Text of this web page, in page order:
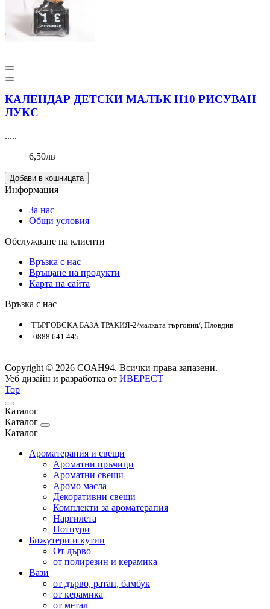
КАЛЕНДАР ДЕТСКИ МАЛЪК Н10 РИСУВАН
ЛУКС
.....
6,50лв
Добави в кошницата
Информация
За нас
Общи условия
Обслужване на клиенти
Връзка с нас
Връщане на продукти
Карта на сайта
Връзка с нас
ТЪРГОВСКА БАЗА ТРАКИЯ-2/малката търговия/, Пловдив
0888 641 445
Copyright © 2026 СОАН94. Всички права запазени.
Уеб дизайн и разработка от ИВЕРЕСТ
Top
Каталог
Каталог
Каталог
Ароматерапия и свещи
Ароматни пръчици
Ароматни свещи
Аромо масла
Декоративни свещи
Комплекти за ароматерапия
Наргилета
Потпури
Бижутери и кутии
От дърво
от полирезин и керамика
Вази
от дърво, ратан, бамбук
от керамика
от метал